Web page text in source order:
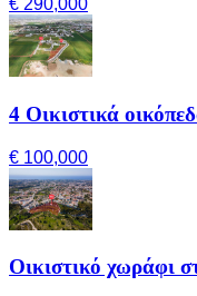
€ 290,000
4 Οικιστικά
€ 100,000
Οικιστικό χωράφι